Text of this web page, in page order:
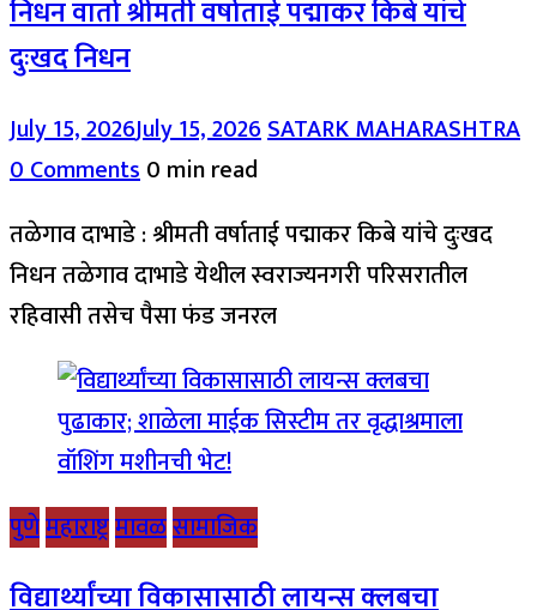
निधन वार्ता श्रीमती वर्षाताई पद्माकर किबे यांचे
दुःखद निधन
July 15, 2026July 15, 2026SATARK MAHARASHTRA
0 Comments0 min read
तळेगाव दाभाडे : श्रीमती वर्षाताई पद्माकर किबे यांचे दुःखद
निधन तळेगाव दाभाडे येथील स्वराज्यनगरी परिसरातील
रहिवासी तसेच पैसा फंड जनरल
पुणेमहाराष्ट्रमावळसामाजिक
विद्यार्थ्यांच्या विकासासाठी लायन्स क्लबचा